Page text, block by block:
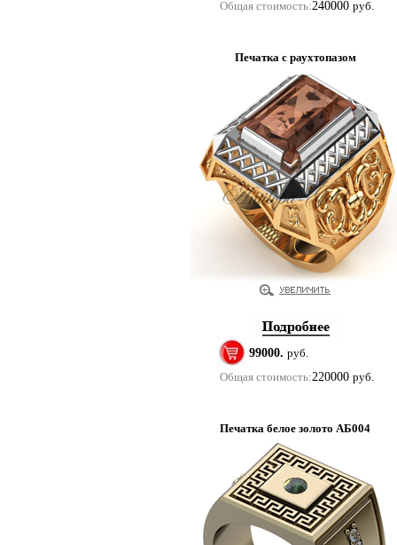
Общая стоимость:240000 руб.
Печатка с раухтопазом
99000. руб.
Общая стоимость:220000 руб.
Печатка белое золото АБ004